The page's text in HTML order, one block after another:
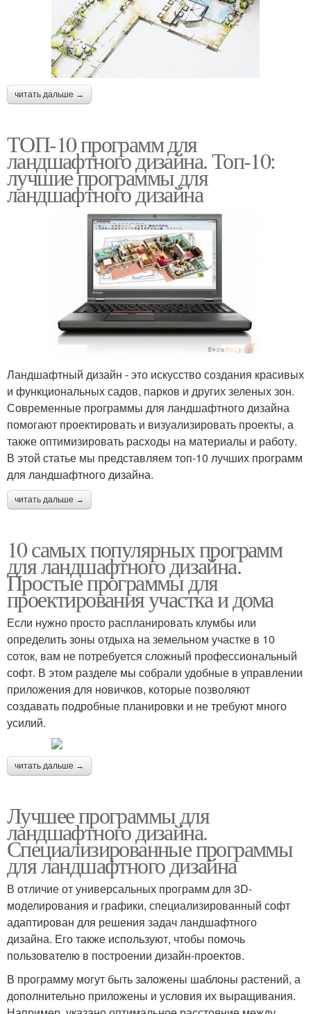
читать дальше →
ТОП-10 программ для
ландшафтного дизайна. Топ-10:
лучшие программы для
ландшафтного дизайна
Ландшафтный дизайн - это искусство создания красивых
и функциональных садов, парков и других зеленых зон.
Современные программы для ландшафтного дизайна
помогают проектировать и визуализировать проекты, а
также оптимизировать расходы на материалы и работу.
В этой статье мы представляем топ-10 лучших программ
для ландшафтного дизайна.
читать дальше →
10 самых популярных программ
для ландшафтного дизайна.
Простые программы для
проектирования участка и дома
Если нужно просто распланировать клумбы или
определить зоны отдыха на земельном участке в 10
соток, вам не потребуется сложный профессиональный
софт. В этом разделе мы собрали удобные в управлении
приложения для новичков, которые позволяют
создавать подробные планировки и не требуют много
усилий.
читать дальше →
Лучшее программы для
ландшафтного дизайна.
Специализированные программы
для ландшафтного дизайна
В отличие от универсальных программ для 3D-
моделирования и графики, специализированный софт
адаптирован для решения задач ландшафтного
дизайна. Его также используют, чтобы помочь
пользователю в построении дизайн-проектов.
В программу могут быть заложены шаблоны растений, а
дополнительно приложены и условия их выращивания.